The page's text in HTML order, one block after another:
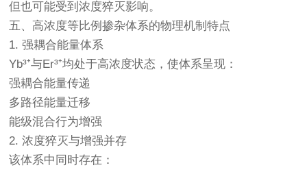
但也可能受到浓度猝灭影响。
五、高浓度等比例掺杂体系的物理机制特点
1. 强耦合能量体系
Yb³⁺与Er³⁺均处于高浓度状态，使体系呈现：
强耦合能量传递
多路径能量迁移
能级混合行为增强
2. 浓度猝灭与增强并存
该体系中同时存在：